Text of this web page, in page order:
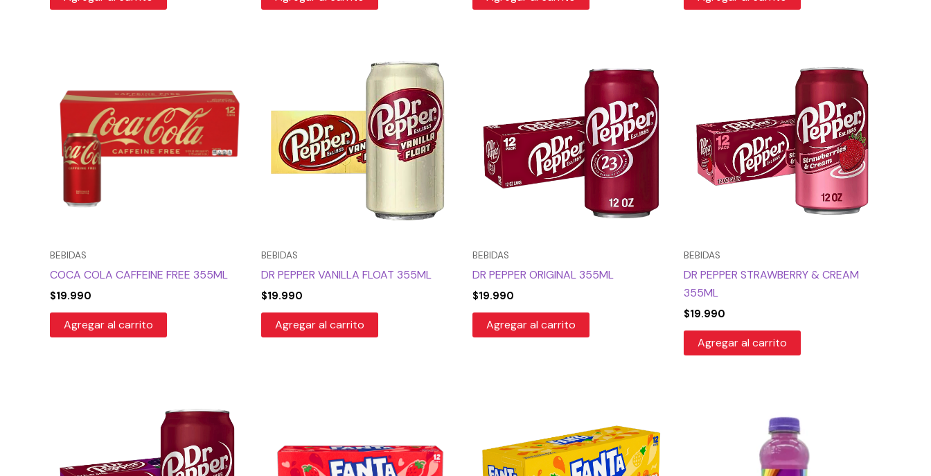
BEBIDAS
COCA COLA CAFFEINE FREE 355ML
$19.990
Agregar al carrito
BEBIDAS
DR PEPPER VANILLA FLOAT 355ML
$19.990
Agregar al carrito
BEBIDAS
DR PEPPER ORIGINAL 355ML
$19.990
Agregar al carrito
BEBIDAS
DR PEPPER STRAWBERRY & CREAM
355ML
$19.990
Agregar al carrito